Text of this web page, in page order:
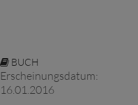
BUCH
Erscheinungsdatum:
16.01.2016